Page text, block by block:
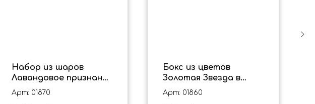
Набор из шаров
Лавандовое признание
к 8 Марта
Арт: 01870
Бокс из цветов
Золотая Звезда в
Розовом
Арт: 01860